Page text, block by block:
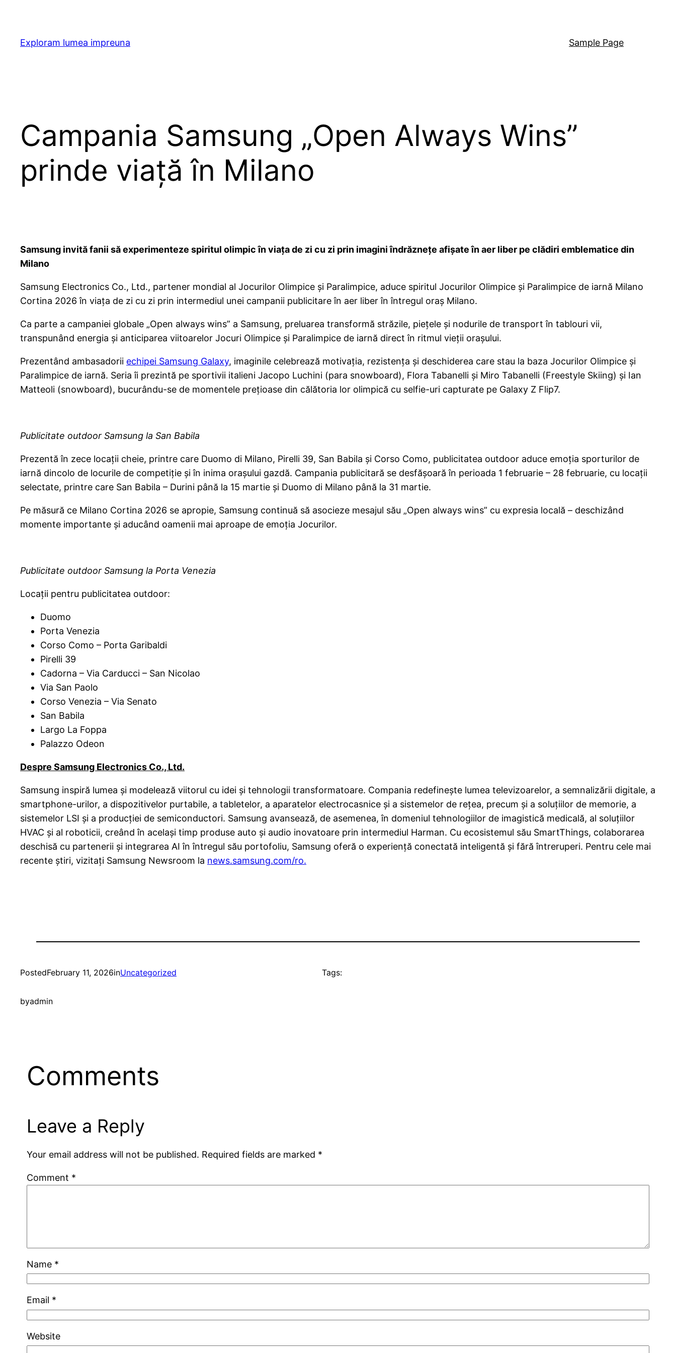
content
Exploram lumea impreuna Sample Page
Campania Samsung „Open Always Wins”
prinde viață în Milano
Samsung invită fanii să experimenteze spiritul olimpic în viața de zi cu zi prin imagini îndrăznețe afișate în aer liber pe clădiri emblematice din
Milano
Samsung Electronics Co., Ltd., partener mondial al Jocurilor Olimpice și Paralimpice, aduce spiritul Jocurilor Olimpice și Paralimpice de iarnă Milano
Cortina 2026 în viața de zi cu zi prin intermediul unei campanii publicitare în aer liber în întregul oraș Milano.
Ca parte a campaniei globale „Open always wins” a Samsung, preluarea transformă străzile, piețele și nodurile de transport în tablouri vii,
transpunând energia și anticiparea viitoarelor Jocuri Olimpice și Paralimpice de iarnă direct în ritmul vieții orașului.
Prezentând ambasadorii echipei Samsung Galaxy, imaginile celebrează motivația, rezistența și deschiderea care stau la baza Jocurilor Olimpice și
Paralimpice de iarnă. Seria îi prezintă pe sportivii italieni Jacopo Luchini (para snowboard), Flora Tabanelli și Miro Tabanelli (Freestyle Skiing) și Ian
Matteoli (snowboard), bucurându-se de momentele prețioase din călătoria lor olimpică cu selfie-uri capturate pe Galaxy Z Flip7.
Publicitate outdoor Samsung la San Babila
Prezentă în zece locații cheie, printre care Duomo di Milano, Pirelli 39, San Babila și Corso Como, publicitatea outdoor aduce emoția sporturilor de
iarnă dincolo de locurile de competiție și în inima orașului gazdă. Campania publicitară se desfășoară în perioada 1 februarie – 28 februarie, cu locații
selectate, printre care San Babila – Durini până la 15 martie și Duomo di Milano până la 31 martie.
Pe măsură ce Milano Cortina 2026 se apropie, Samsung continuă să asocieze mesajul său „Open always wins” cu expresia locală – deschizând
momente importante și aducând oamenii mai aproape de emoția Jocurilor.
Publicitate outdoor Samsung la Porta Venezia
Locații pentru publicitatea outdoor:
Duomo
Porta Venezia
Corso Como – Porta Garibaldi
Pirelli 39
Cadorna – Via Carducci – San Nicolao
Via San Paolo
Corso Venezia – Via Senato
San Babila
Largo La Foppa
Palazzo Odeon
Despre Samsung Electronics Co., Ltd.
Samsung inspiră lumea și modelează viitorul cu idei și tehnologii transformatoare. Compania redefinește lumea televizoarelor, a semnalizării digitale, a
smartphone-urilor, a dispozitivelor purtabile, a tabletelor, a aparatelor electrocasnice și a sistemelor de rețea, precum și a soluțiilor de memorie, a
sistemelor LSI și a producției de semiconductori. Samsung avansează, de asemenea, în domeniul tehnologiilor de imagistică medicală, al soluțiilor
HVAC și al roboticii, creând în același timp produse auto și audio inovatoare prin intermediul Harman. Cu ecosistemul său SmartThings, colaborarea
deschisă cu partenerii și integrarea AI în întregul său portofoliu, Samsung oferă o experiență conectată inteligentă și fără întreruperi. Pentru cele mai
recente știri, vizitați Samsung Newsroom la news.samsung.com/ro.
PostedFebruary 11, 2026inUncategorized
byadmin
Tags:
Comments
Leave a Reply
Your email address will not be published. Required fields are marked *
Comment *
Name *
Email *
Website